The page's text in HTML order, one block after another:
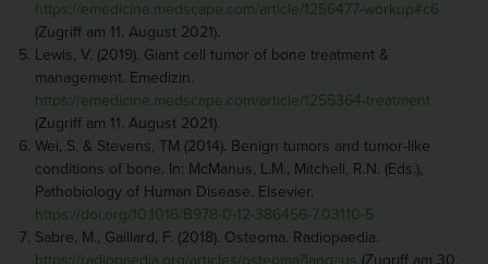
https://emedicine.medscape.com/article/1256477-workup#c6
(Zugriff am 11. August 2021).
Lewis, V. (2019). Giant cell tumor of bone treatment &
management. Emedizin.
https://emedicine.medscape.com/article/1255364-treatment
(Zugriff am 11. August 2021).
Wei, S. & Stevens, TM (2014). Benign tumors and tumor-like
conditions of bone. In: McManus, L.M., Mitchell, R.N. (Eds.),
Pathobiology of Human Disease. Elsevier.
https://doi.org/10.1016/B978-0-12-386456-7.03110-5
Sabre, M., Gaillard, F. (2018). Osteoma. Radiopaedia.
https://radiopaedia.org/articles/osteoma?lang=us (Zugriff am 30.